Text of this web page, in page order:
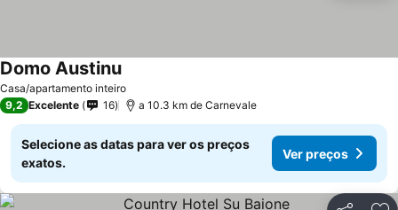
Casa/apartamento inteiro
Domo Austinu
9,2 Excelente 16 a 10.3 km de Carnevale
Selecione as datas para ver os preços
exatos.
Ver preços